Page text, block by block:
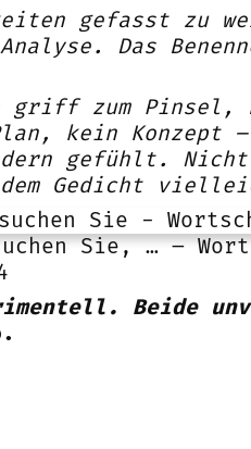
gefasst zu
Das
zum Pinsel,
kein Konzept –
gefühlt.
Gedicht
Sie, … –
Beide